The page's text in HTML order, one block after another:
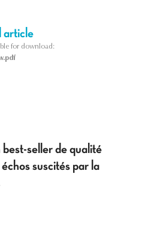
article
for download:
seller de qualité
suscités par la